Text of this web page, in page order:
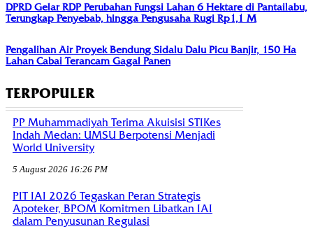
DPRD Gelar RDP Perubahan Fungsi Lahan 6 Hektare di Pantailabu,
Terungkap Penyebab, hingga Pengusaha Rugi Rp1,1 M
Pengalihan Air Proyek Bendung Sidalu Dalu Picu Banjir, 150 Ha
Lahan Cabai Terancam Gagal Panen
TERPOPULER
PP Muhammadiyah Terima Akuisisi STIKes
Indah Medan: UMSU Berpotensi Menjadi
World University
5 August 2026 16:26 PM
PIT IAI 2026 Tegaskan Peran Strategis
Apoteker, BPOM Komitmen Libatkan IAI
dalam Penyusunan Regulasi